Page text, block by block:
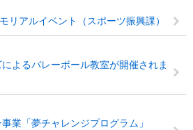
リアルイベント（スポーツ振興課）
よるバレーボール教室が開催されま
業「夢チャレンジプログラム」